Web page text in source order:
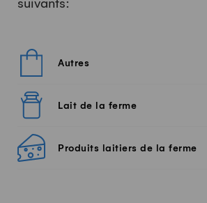
suivants:
Autres
Lait de la ferme
Produits laitiers de la ferme